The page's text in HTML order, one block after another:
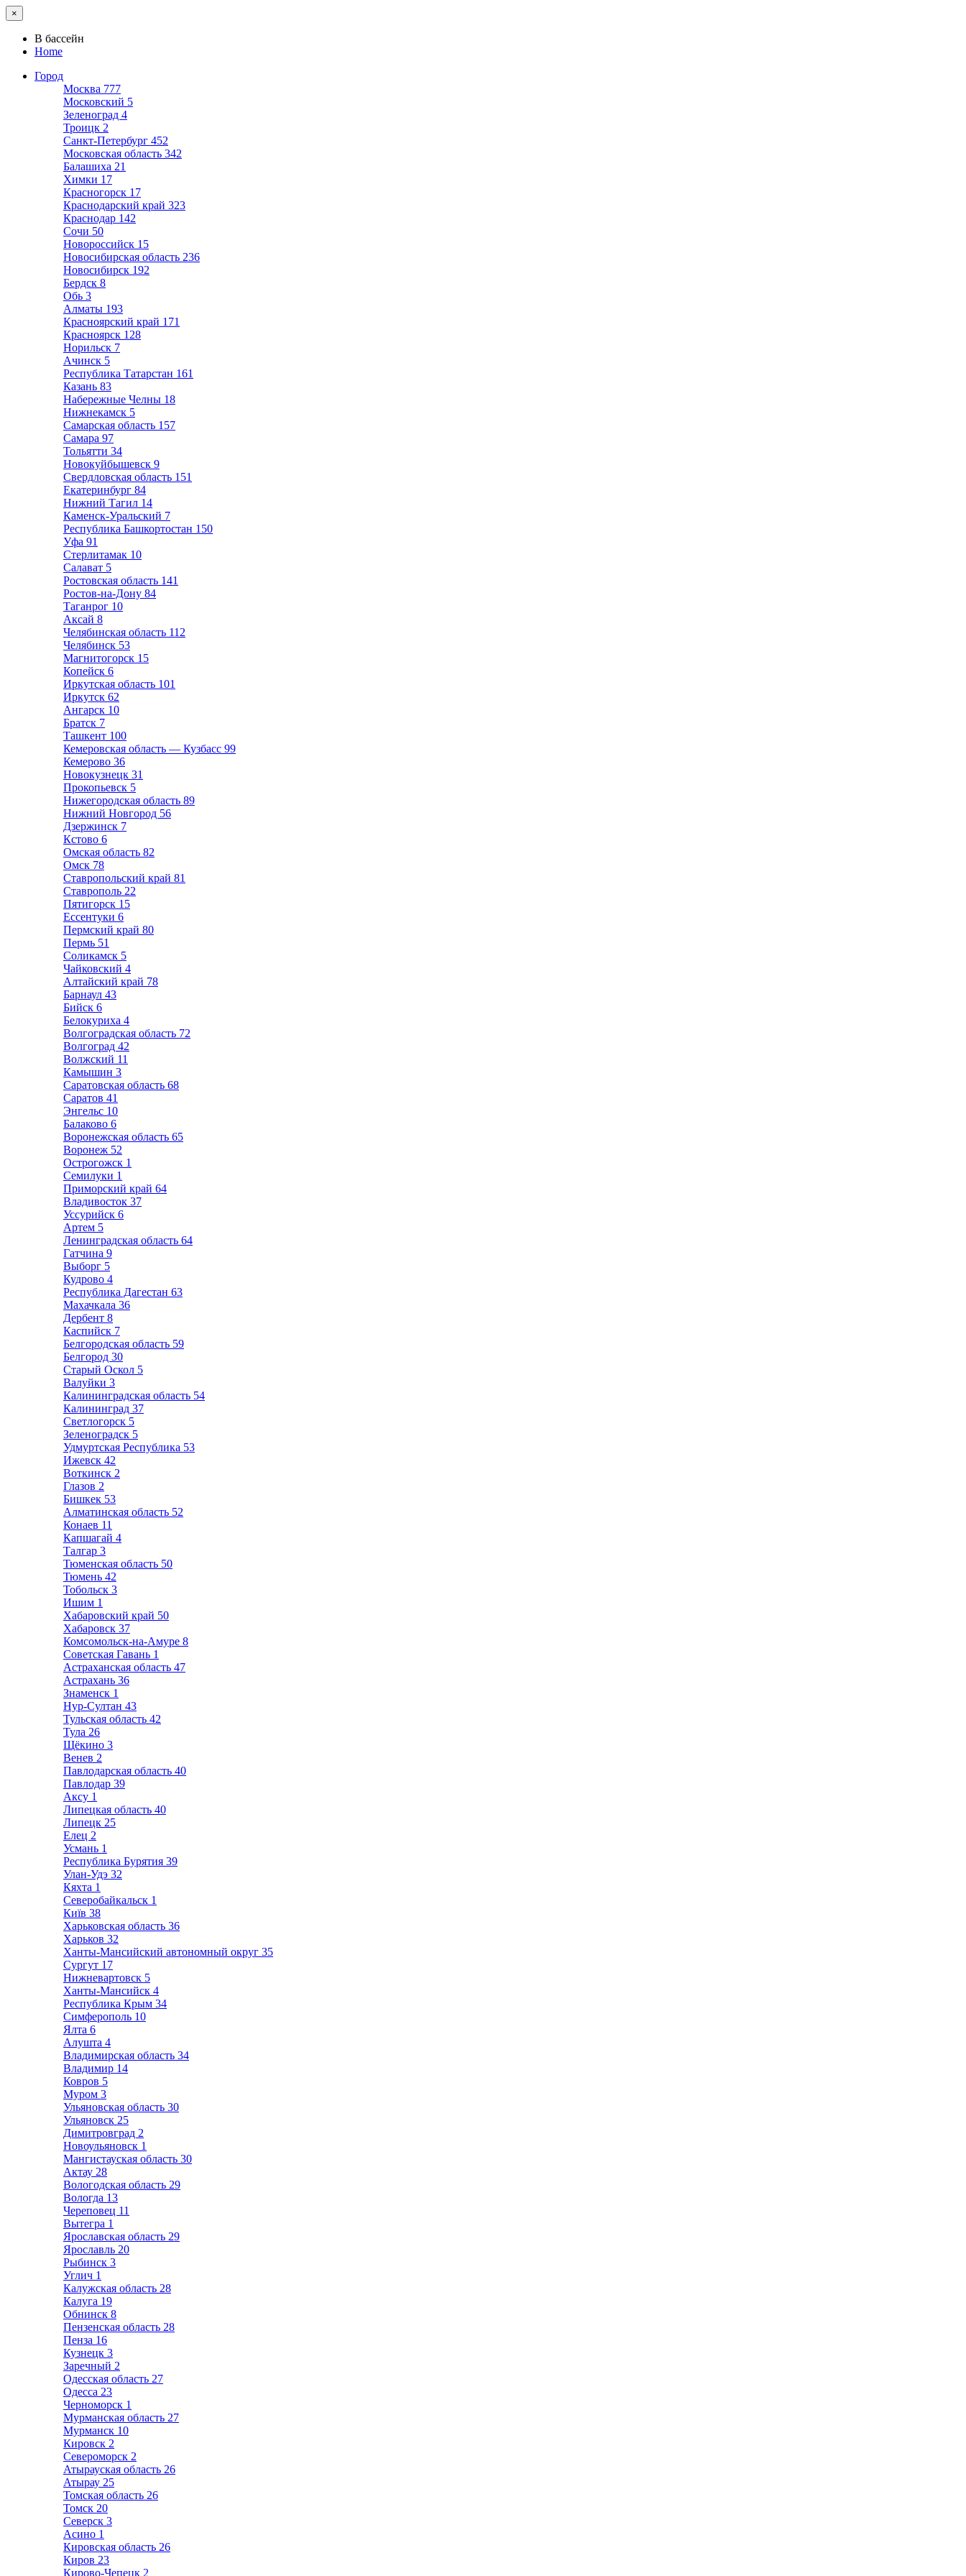
×
В бассейн
Home
Город
Москва 777
Московский 5
Зеленоград 4
Троицк 2
Санкт-Петербург 452
Московская область 342
Балашиха 21
Химки 17
Красногорск 17
Краснодарский край 323
Краснодар 142
Сочи 50
Новороссийск 15
Новосибирская область 236
Новосибирск 192
Бердск 8
Обь 3
Алматы 193
Красноярский край 171
Красноярск 128
Норильск 7
Ачинск 5
Республика Татарстан 161
Казань 83
Набережные Челны 18
Нижнекамск 5
Самарская область 157
Самара 97
Тольятти 34
Новокуйбышевск 9
Свердловская область 151
Екатеринбург 84
Нижний Тагил 14
Каменск-Уральский 7
Республика Башкортостан 150
Уфа 91
Стерлитамак 10
Салават 5
Ростовская область 141
Ростов-на-Дону 84
Таганрог 10
Аксай 8
Челябинская область 112
Челябинск 53
Магнитогорск 15
Копейск 6
Иркутская область 101
Иркутск 62
Ангарск 10
Братск 7
Ташкент 100
Кемеровская область — Кузбасс 99
Кемерово 36
Новокузнецк 31
Прокопьевск 5
Нижегородская область 89
Нижний Новгород 56
Дзержинск 7
Кстово 6
Омская область 82
Омск 78
Ставропольский край 81
Ставрополь 22
Пятигорск 15
Ессентуки 6
Пермский край 80
Пермь 51
Соликамск 5
Чайковский 4
Алтайский край 78
Барнаул 43
Бийск 6
Белокуриха 4
Волгоградская область 72
Волгоград 42
Волжский 11
Камышин 3
Саратовская область 68
Саратов 41
Энгельс 10
Балаково 6
Воронежская область 65
Воронеж 52
Острогожск 1
Семилуки 1
Приморский край 64
Владивосток 37
Уссурийск 6
Артем 5
Ленинградская область 64
Гатчина 9
Выборг 5
Кудрово 4
Республика Дагестан 63
Махачкала 36
Дербент 8
Каспийск 7
Белгородская область 59
Белгород 30
Старый Оскол 5
Валуйки 3
Калининградская область 54
Калининград 37
Светлогорск 5
Зеленоградск 5
Удмуртская Республика 53
Ижевск 42
Воткинск 2
Глазов 2
Бишкек 53
Алматинская область 52
Конаев 11
Капшагай 4
Талгар 3
Тюменская область 50
Тюмень 42
Тобольск 3
Ишим 1
Хабаровский край 50
Хабаровск 37
Комсомольск-на-Амуре 8
Советская Гавань 1
Астраханская область 47
Астрахань 36
Знаменск 1
Нур-Султан 43
Тульская область 42
Тула 26
Щёкино 3
Венев 2
Павлодарская область 40
Павлодар 39
Аксу 1
Липецкая область 40
Липецк 25
Елец 2
Усмань 1
Республика Бурятия 39
Улан-Удэ 32
Кяхта 1
Северобайкальск 1
Київ 38
Харьковская область 36
Харьков 32
Ханты-Мансийский автономный округ 35
Сургут 17
Нижневартовск 5
Ханты-Мансийск 4
Республика Крым 34
Симферополь 10
Ялта 6
Алушта 4
Владимирская область 34
Владимир 14
Ковров 5
Муром 3
Ульяновская область 30
Ульяновск 25
Димитровград 2
Новоульяновск 1
Мангистауская область 30
Актау 28
Вологодская область 29
Вологда 13
Череповец 11
Вытегра 1
Ярославская область 29
Ярославль 20
Рыбинск 3
Углич 1
Калужская область 28
Калуга 19
Обнинск 8
Пензенская область 28
Пенза 16
Кузнецк 3
Заречный 2
Одесская область 27
Одесса 23
Черноморск 1
Мурманская область 27
Мурманск 10
Кировск 2
Североморск 2
Атырауская область 26
Атырау 25
Томская область 26
Томск 20
Северск 3
Асино 1
Кировская область 26
Киров 23
Кирово-Чепецк 2